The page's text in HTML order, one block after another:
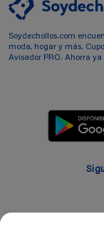
Soydechollos.com
moda, hogar y más.
Avisador PRO. Ahorra ya